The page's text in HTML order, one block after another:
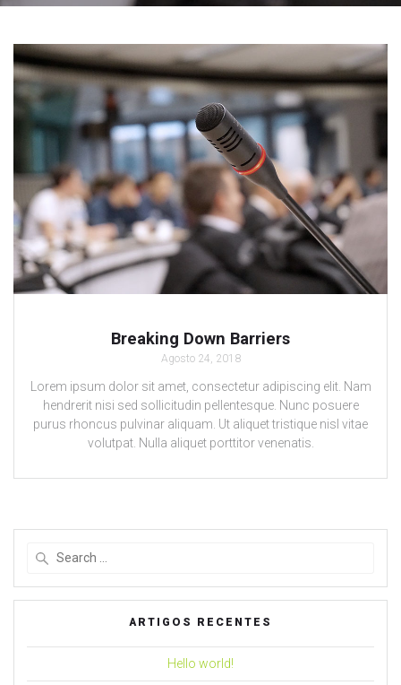
Breaking Down Barriers
Agosto 24, 2018
Lorem ipsum dolor sit amet, consectetur adipiscing elit. Nam
hendrerit nisi sed sollicitudin pellentesque. Nunc posuere
purus rhoncus pulvinar aliquam. Ut aliquet tristique nisl vitae
volutpat. Nulla aliquet porttitor venenatis.
ARTIGOS RECENTES
Hello world!